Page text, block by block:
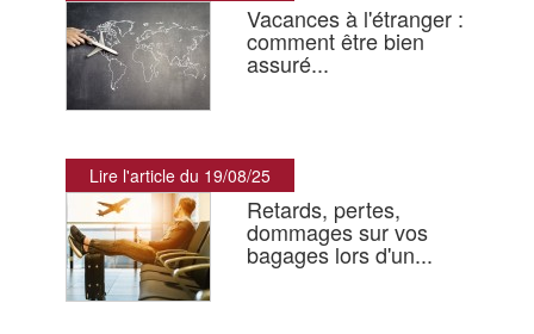
Vacances à l'étranger :
comment être bien
assuré...
Lire l'article du 19/08/25
Retards, pertes,
dommages sur vos
bagages lors d'un...